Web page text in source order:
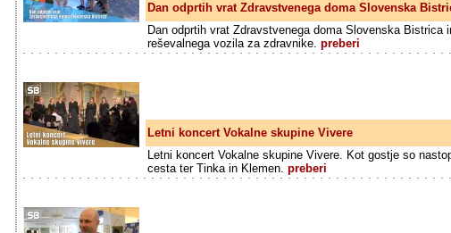
Dan odprtih vrat Zdravstvenega doma Slovenska
Dan odprtih vrat Zdravstvenega doma Slovenska Bistrica
reševalnega vozila za zdravnike. preberi
Letni koncert Vokalne skupine Vivere
Letni koncert Vokalne skupine Vivere. Kot gostje so
cesta ter Tinka in Klemen. preberi